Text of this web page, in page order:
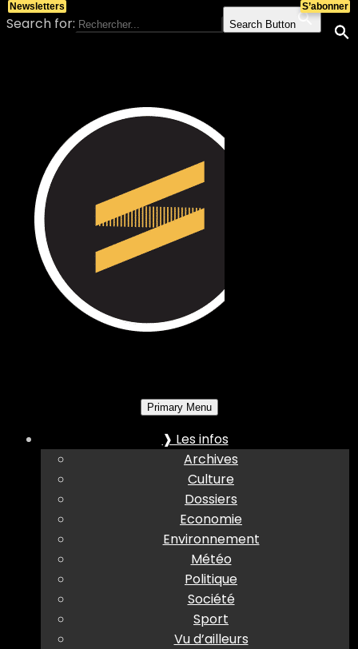
Search for: Search Button
Primary Menu
❱ Les infos
Archives
Culture
Dossiers
Economie
Environnement
Météo
Politique
Société
Sport
Vu d’ailleurs
S’abonner
Newsletters